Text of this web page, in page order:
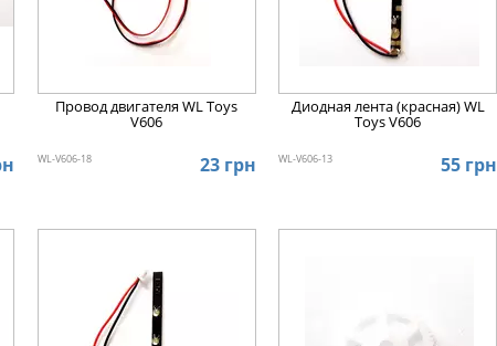
Провод двигателя WL Toys
V606
WL-V606-18 23 грн
Диодная лента (красная) WL
Toys V606
WL-V606-13 55 грн